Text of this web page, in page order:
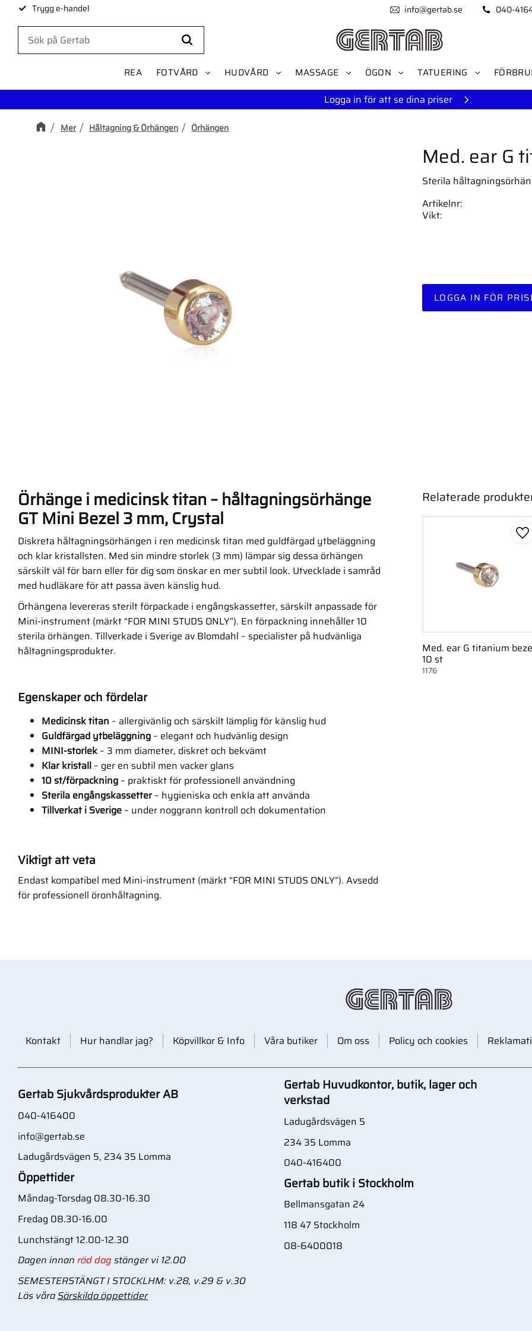
Trygg e-handel info@gertab.se 040-
REA FOTVÅRD HUDVÅRD MASSAGE ÖGON TATUERING
Logga in för att se dina priser
Mer Håltagning & Örhängen Örhängen
Med. ear G
Sterila
LOGGA IN FÖR
Artikelnr
Vikt
Örhänge i medicinsk titan – håltagningsörhänge
GT Mini Bezel 3 mm, Crystal
Diskreta håltagningsörhängen i ren medicinsk titan med guldfärgad ytbeläggning
och klar kristallsten. Med sin mindre storlek (3 mm) lämpar sig dessa örhängen
särskilt väl för barn eller för dig som önskar en mer subtil look. Utvecklade i samråd
med hudläkare för att passa även känslig hud.
Örhängena levereras sterilt förpackade i engångskassetter, särskilt anpassade för
Mini-instrument (märkt “FOR MINI STUDS ONLY”). En förpackning innehåller 10
sterila örhängen. Tillverkade i Sverige av Blomdahl – specialister på hudvänliga
håltagningsprodukter.
Egenskaper och fördelar
Medicinsk titan – allergivänlig och särskilt lämplig för känslig hud
Guldfärgad ytbeläggning – elegant och hudvänlig design
MINI-storlek – 3 mm diameter, diskret och bekvämt
Klar kristall – ger en subtil men vacker glans
10 st/förpackning – praktiskt för professionell användning
Sterila engångskassetter – hygieniska och enkla att använda
Tillverkat i Sverige – under noggrann kontroll och dokumentation
Viktigt att veta
Endast kompatibel med Mini-instrument (märkt “FOR MINI STUDS ONLY”). Avsedd
för professionell öronhåltagning.
Relaterade
Med. ear G titanium
10 st
1176
Kontakt Hur handlar jag? Köpvillkor & Info Våra butiker Om oss Policy och cookies
Gertab Sjukvårdsprodukter AB
040-416400
info@gertab.se
Ladugårdsvägen 5, 234 35 Lomma
Öppettider
Måndag-Torsdag 08.30-16.30
Fredag 08.30-16.00
Lunchstängt 12.00-12.30
Dagen innan röd dag stänger vi 12.00
SEMESTERSTÄNGT I STOCKLHM: v.28, v.29 & v.30
Läs våraSärskilda öppettider
Gertab Huvudkontor, butik, lager och
verkstad
Ladugårdsvägen 5
234 35 Lomma
040-416400
Gertab butik i Stockholm
Bellmansgatan 24
118 47 Stockholm
08-6400018